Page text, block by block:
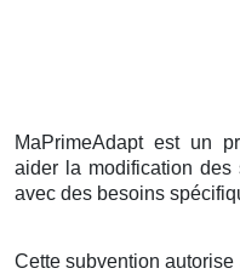
MaPrimeAdapt est un
aider la modification
avec des besoins
Cette subvention